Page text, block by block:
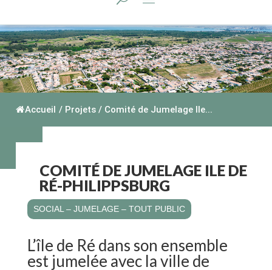
Accueil / Projets / Comité de Jumelage Ile...
COMITÉ DE JUMELAGE ILE DE
RÉ-PHILIPPSBURG
SOCIAL – JUMELAGE – TOUT PUBLIC
L’île de Ré dans son ensemble
est jumelée avec la ville de